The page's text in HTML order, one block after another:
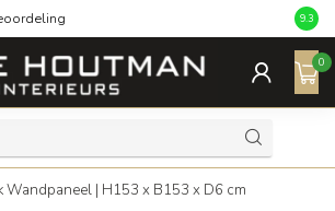
9.3
0
Wandpaneel | H153 x B153 x D6 cm